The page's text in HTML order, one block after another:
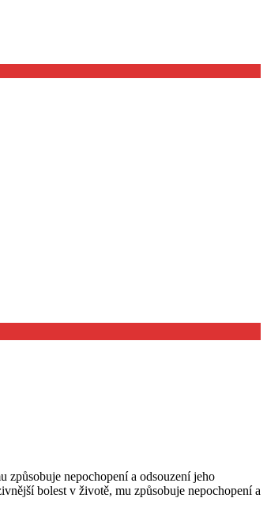
způsobuje nepochopení a odsouzení jeho
bolest v životě, mu způsobuje nepochopení a